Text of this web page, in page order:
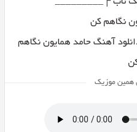
نگاهم کن
آهنگ حامد همایون نگاهم
همین موزیک